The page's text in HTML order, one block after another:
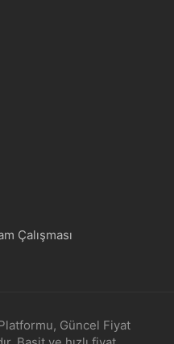
Çalışması
Güncel Fiyat